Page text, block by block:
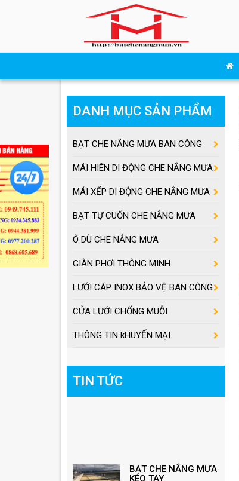
DANH MỤC SẢN PHẨM
BẠT CHE NẮNG MƯA BAN CÔNG
MÁI HIÊN DI ĐỘNG CHE NẮNG MƯA
MÁI XẾP DI ĐỘNG CHE NẮNG MƯA
BẠT TỰ CUỐN CHE NẮNG MƯA
Ô DÙ CHE NẮNG MƯA
GIÀN PHƠI THÔNG MINH
LƯỚI CÁP INOX BẢO VỆ BAN CÔNG
CỬA LƯỚI CHỐNG MUỖI
THÔNG TIN kHUYẾN MẠI
TIN TỨC